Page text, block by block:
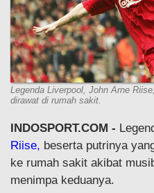
Legenda Liverpool, John Arne
dirawat di rumah sakit.
INDOSPORT.COM -
Riise, beserta putrinya
ke rumah sakit akibat
menimpa keduanya.